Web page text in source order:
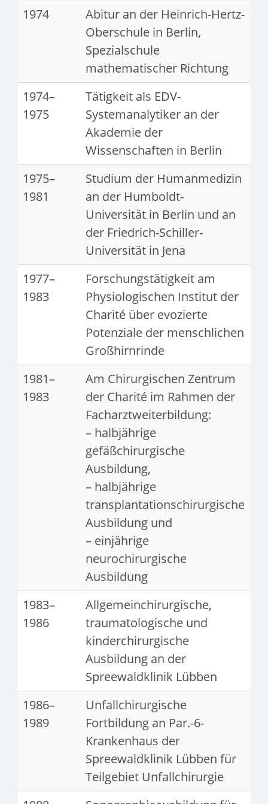
1974
Abitur an der Heinrich-Hertz-
Oberschule in Berlin,
Spezialschule
mathematischer Richtung
1974–
1975
Tätigkeit als EDV-
Systemanalytiker an der
Akademie der
Wissenschaften in Berlin
1975–
1981
Studium der Humanmedizin
an der Humboldt-
Universität in Berlin und an
der Friedrich-Schiller-
Universität in Jena
1977–
1983
Forschungstätigkeit am
Physiologischen Institut der
Charité über evozierte
Potenziale der menschlichen
Großhirnrinde
1981–
1983
Am Chirurgischen Zentrum
der Charité im Rahmen der
Facharztweiterbildung:
– halbjährige
gefäßchirurgische
Ausbildung,
– halbjährige
transplantationschirurgische
Ausbildung und
– einjährige
neurochirurgische
Ausbildung
1983–
1986
Allgemeinchirurgische,
traumatologische und
kinderchirurgische
Ausbildung an der
Spreewaldklinik Lübben
1986–
1989
Unfallchirurgische
Fortbildung an Par.-6-
Krankenhaus der
Spreewaldklinik Lübben für
Teilgebiet Unfallchirurgie